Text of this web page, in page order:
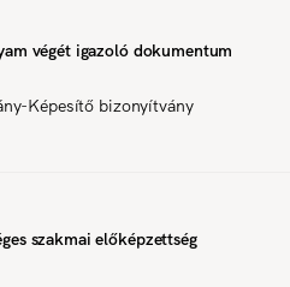
végét igazoló dokumentum
Képesítő bizonyítvány
szakmai előképzettség